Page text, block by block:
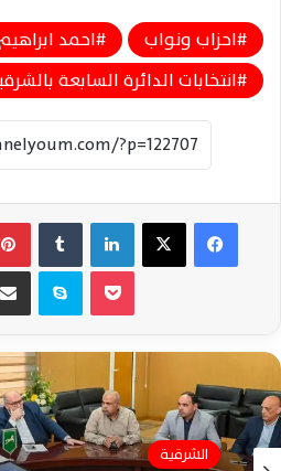
احزاب ونواب احمد
انتخابات الدائرة السابعة
فيسبوك ‫X لينكدإن
سكايب
الشرقية